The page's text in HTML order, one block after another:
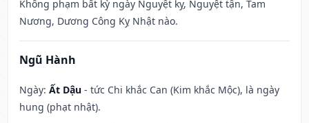
Không phạm bất kỳ ngày Nguyệt kỵ, Nguyệt tận, Tam
Nương, Dương Công Kỵ Nhật nào.
Ngũ Hành
Ngày: Ất Dậu - tức Chi khắc Can (Kim khắc Mộc), là ngày
hung (phạt nhật).